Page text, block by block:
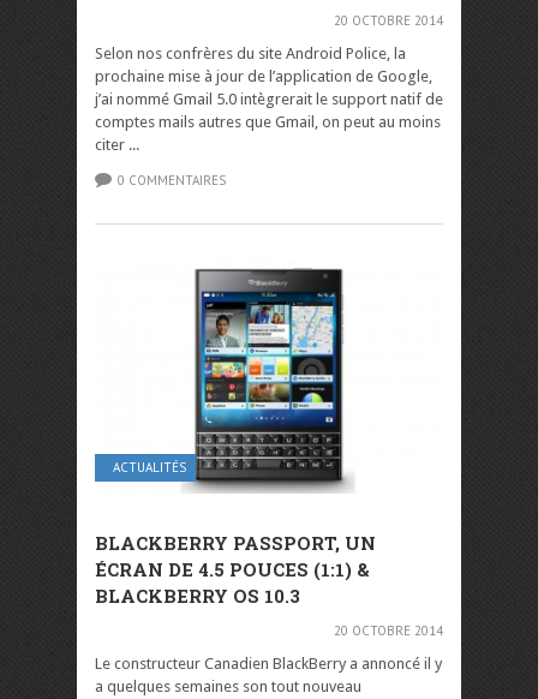
20 OCTOBRE 2014
Selon nos confrères du site Android Police, la
prochaine mise à jour de l’application de Google,
j’ai nommé Gmail 5.0 intègrerait le support natif de
comptes mails autres que Gmail, on peut au moins
citer ...
0 COMMENTAIRES
ACTUALITÉS
BLACKBERRY PASSPORT, UN
ÉCRAN DE 4.5 POUCES (1:1) &
BLACKBERRY OS 10.3
20 OCTOBRE 2014
Le constructeur Canadien BlackBerry a annoncé il y
a quelques semaines son tout nouveau